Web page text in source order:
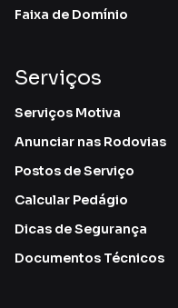
Faixa de Domínio
Serviços
Serviços Motiva
Anunciar nas Rodovias
Postos de Serviço
Calcular Pedágio
Dicas de Segurança
Documentos Técnicos